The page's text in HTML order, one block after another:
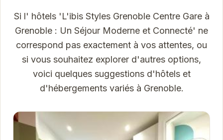
Si l' hôtels 'L'ibis Styles Grenoble Centre Gare à
Grenoble : Un Séjour Moderne et Connecté' ne
correspond pas exactement à vos attentes, ou
si vous souhaitez explorer d'autres options,
voici quelques suggestions d'hôtels et
d'hébergements variés à Grenoble.